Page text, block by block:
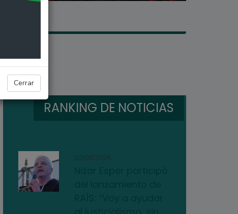
Cerrar
RANKING DE NOTICIAS
03/08/2026